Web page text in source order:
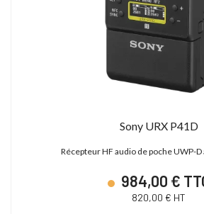
Sony URX P41D
Récepteur HF audio de poche UWP-D
984,00 €
820,00 € HT